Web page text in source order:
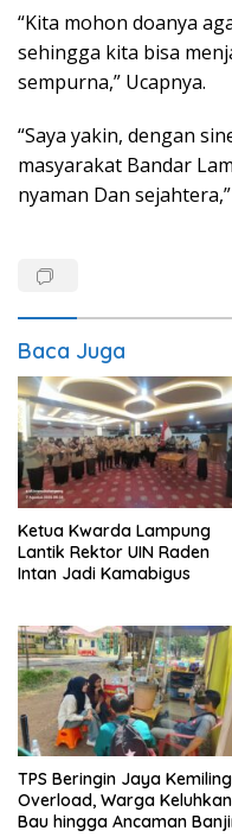
“Kita mohon doanya
sehingga kita bisa
sempurna,” Ucapnya.
“Saya yakin, dengan
masyarakat Bandar
nyaman Dan
Baca Juga
Ketua Kwarda Lampung
Lantik Rektor UIN Raden
Intan Jadi Kamabigus
TPS Beringin Jaya Kemiling
Overload, Warga Keluhkan
Bau hingga Ancaman